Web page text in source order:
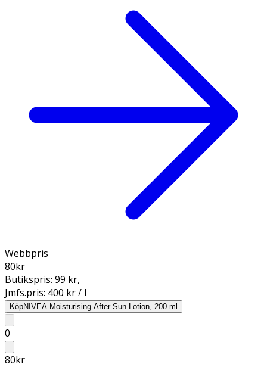
Webbpris
80kr
Butikspris: 99 kr,
Jmfs.pris: 400 kr / l
KöpNIVEA Moisturising After Sun Lotion, 200 ml
0
80kr